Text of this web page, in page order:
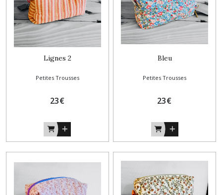
Lignes 2
Petites Trousses
23€
Bleu
Petites Trousses
23€